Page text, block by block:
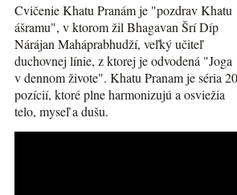
Cvičenie Khatu Pranám je "pozdrav Khatu
ášramu", v ktorom žil Bhagavan Šrí Díp
Nárájan Maháprabhudží, veľký učiteľ
duchovnej línie, z ktorej je odvodená "Joga
v dennom živote". Khatu Pranam je séria 20
pozícií, ktoré plne harmonizujú a osviežia
telo, myseľ a dušu.